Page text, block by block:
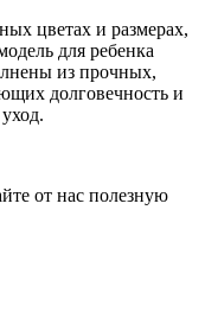
цветах и размерах,
для ребенка
из прочных,
долговечность и
от нас полезную